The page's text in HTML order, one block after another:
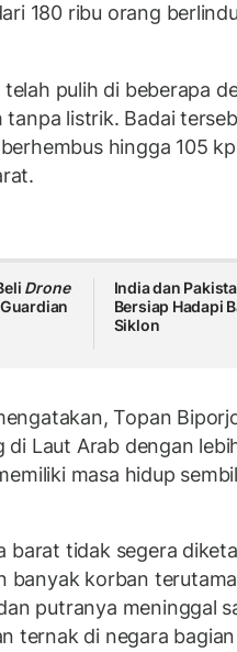
180 ribu orang
pulih di beberapa
tanpa listrik. Badai
hingga 105
Drone
India dan
Bersiap Hadapi
Siklon
Topan
Laut Arab dengan
masa hidup
barat tidak segera
banyak korban
putranya meninggal
ternak di negara bagian